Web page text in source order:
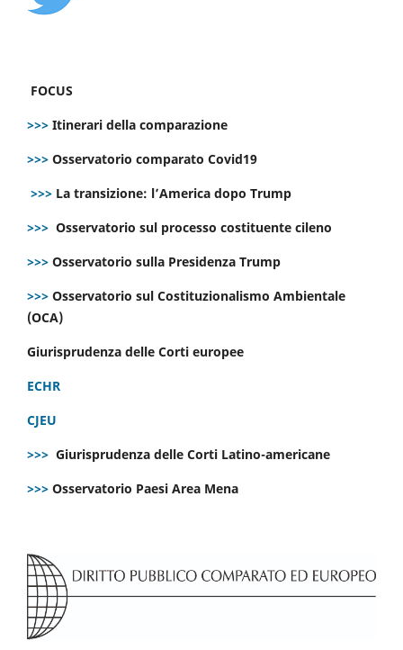
FOCUS
>>> Itinerari della comparazione
>>> Osservatorio comparato Covid19
>>> La transizione: l’America dopo Trump
>>> Osservatorio sul processo costituente cileno
>>> Osservatorio sulla Presidenza Trump
>>> Osservatorio sul Costituzionalismo Ambientale
(OCA)
Giurisprudenza delle Corti europee
ECHR
CJEU
>>> Giurisprudenza delle Corti Latino-americane
>>> Osservatorio Paesi Area Mena